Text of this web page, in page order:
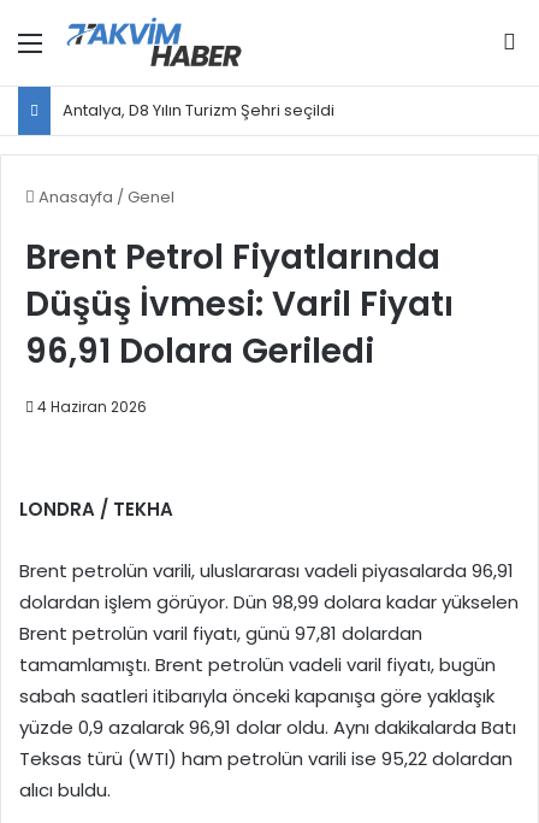
Menü
Antalya, D8 Yılın Turizm Şehri seçildi
Anasayfa / Genel
Brent Petrol Fiyatlarında
Düşüş İvmesi: Varil Fiyatı
96,91 Dolara Geriledi
4 Haziran 2026
LONDRA / TEKHA
Brent petrolün varili, uluslararası vadeli piyasalarda 96,91
dolardan işlem görüyor. Dün 98,99 dolara kadar yükselen
Brent petrolün varil fiyatı, günü 97,81 dolardan
tamamlamıştı. Brent petrolün vadeli varil fiyatı, bugün
sabah saatleri itibarıyla önceki kapanışa göre yaklaşık
yüzde 0,9 azalarak 96,91 dolar oldu. Aynı dakikalarda Batı
Teksas türü (WTI) ham petrolün varili ise 95,22 dolardan
alıcı buldu.